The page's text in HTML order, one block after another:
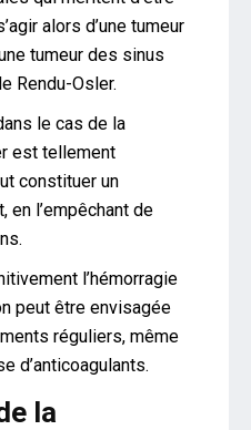
alors d’une tumeur
tumeur des sinus
Rendu-Osler.
le cas de la
est tellement
constituer un
en l’empêchant de
l’hémorragie
peut être envisagée
réguliers, même
d’anticoagulants.
la